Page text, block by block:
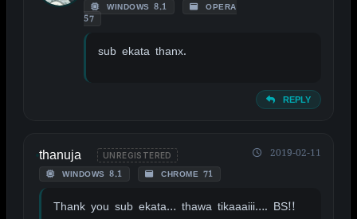
WINDOWS 8.1
OPERA
57
sub ekata thanx.
REPLY
thanuja UNREGISTERED
WINDOWS 8.1 CHROME 71
2019-02-11
Thank you sub ekata… thawa tikaaaiii…. BS!!